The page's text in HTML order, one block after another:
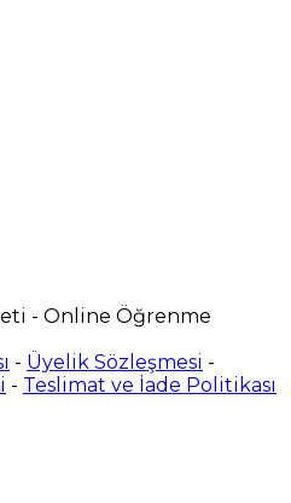
- Online Öğrenme
- Üyelik Sözleşmesi -
- Teslimat ve İade Politikası